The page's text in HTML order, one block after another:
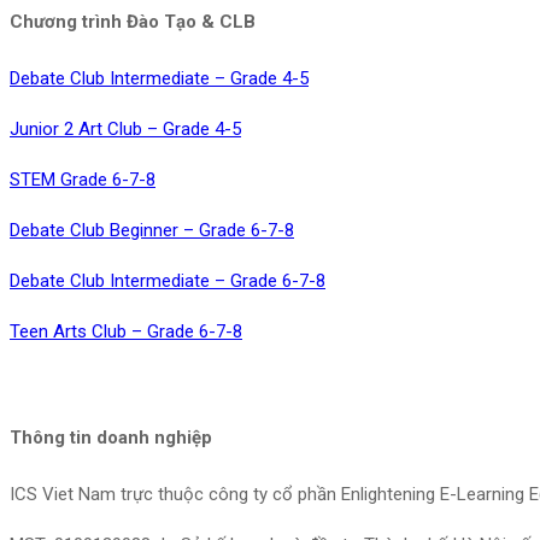
Chương trình Đào Tạo & CLB
Debate Club Intermediate – Grade 4-5
Junior 2 Art Club – Grade 4-5
STEM Grade 6-7-8
Debate Club Beginner – Grade 6-7-8
Debate Club Intermediate – Grade 6-7-8
Teen Arts Club – Grade 6-7-8
Thông tin doanh nghiệp
ICS Viet Nam trực thuộc công ty cổ phần Enlightening E-Learning